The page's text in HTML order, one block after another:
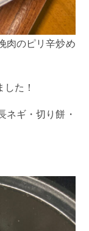
肉のピリ辛炒め
た！
ネギ・切り餅・